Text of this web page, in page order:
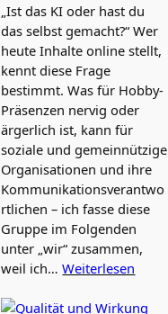
„Ist das KI oder hast du
das selbst gemacht?“ Wer
heute Inhalte online stellt,
kennt diese Frage
bestimmt. Was für Hobby-
Präsenzen nervig oder
ärgerlich ist, kann für
soziale und gemeinnützige
Organisationen und ihre
Kommunikationsverantwo
rtlichen – ich fasse diese
Gruppe im Folgenden
unter „wir“ zusammen,
weil ich…Weiterlesen